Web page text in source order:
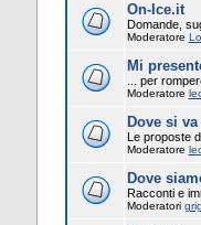
On-Ice.it
Domande,
Moderatore
Mi
... per
Moderatore
Dove si va
Le proposte
Moderatore
Dove
Racconti e
Moderatori